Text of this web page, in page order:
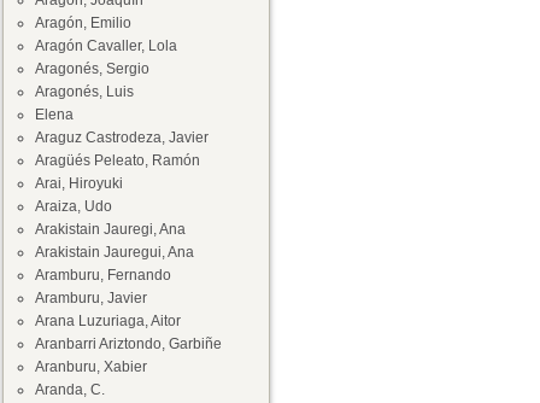
Aragón, Emilio
Aragón Cavaller, Lola
Aragonés, Sergio
Aragonés, Luis
Elena
Araguz Castrodeza, Javier
Aragüés Peleato, Ramón
Arai, Hiroyuki
Araiza, Udo
Arakistain Jauregi, Ana
Arakistain Jauregui, Ana
Aramburu, Fernando
Aramburu, Javier
Arana Luzuriaga, Aitor
Aranbarri Ariztondo, Garbiñe
Aranburu, Xabier
Aranda, C.